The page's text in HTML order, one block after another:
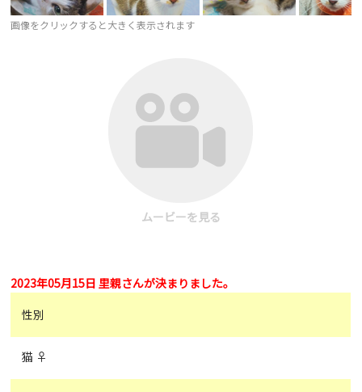
画像をクリックすると大きく表示されます
ムービーを見る
2023年05月15日 里親さんが決まりました。
性別
猫 ♀